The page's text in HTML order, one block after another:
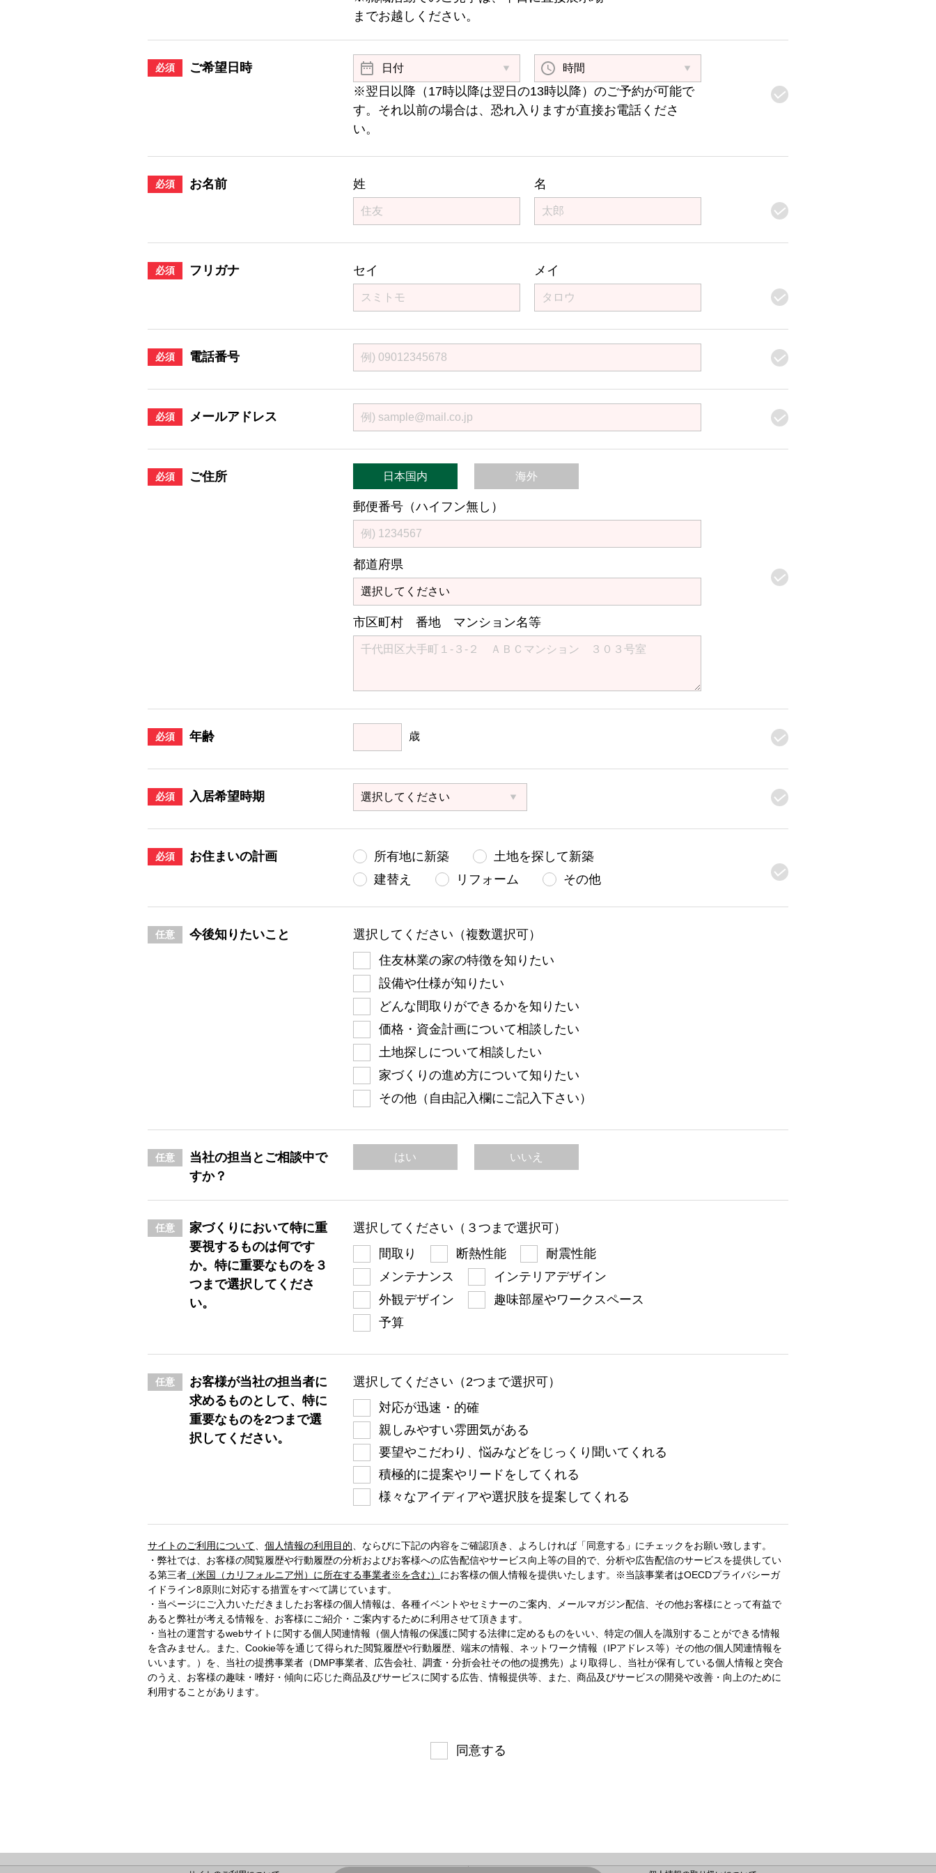
までお越しください。
ご希望日時
必須
※翌日以降（17時以降は翌日の13時以降）のご予約が可能で
す。それ以前の場合は、恐れ入りますが直接お電話くださ
い。
お名前
必須 姓 名
フリガナ
必須 セイ メイ
電話番号
必須
メールアドレス
必須
ご住所
必須 日本国内 海外
郵便番号（ハイフン無し）
都道府県
市区町村 番地 マンション名等
年齢
必須 歳
入居希望時期
必須
お住まいの計画
必須 所有地に新築
土地を探して新築
建替え
リフォーム その他
今後知りたいこと
任意
選択してください（複数選択可）
住友林業の家の特徴を知りたい
設備や仕様が知りたい
どんな間取りができるかを知りたい
価格・資金計画について相談したい
土地探しについて相談したい
家づくりの進め方について知りたい
その他（自由記入欄にご記入下さい）
当社の担当とご相談中で
すか？
任意 はい いいえ
家づくりにおいて特に重
要視するものは何です
か。特に重要なものを３
つまで選択してくださ
い。
任意
選択してください（３つまで選択可）
間取り
断熱性能
耐震性能
メンテナンス
インテリアデザイン
外観デザイン
趣味部屋やワークスペース
予算
お客様が当社の担当者に
求めるものとして、特に
重要なものを2つまで選
択してください。
任意
選択してください（2つまで選択可）
対応が迅速・的確
親しみやすい雰囲気がある
要望やこだわり、悩みなどをじっくり聞いてくれる
積極的に提案やリードをしてくれる
様々なアイディアや選択肢を提案してくれる
サイトのご利用について、 個人情報の利用目的、 ならびに下記の内容をご確認頂き、よろしければ「同意する」にチェックをお願い致します。
・弊社では、お客様の閲覧履歴や行動履歴の分析およびお客様への広告配信やサービス向上等の目的で、分析や広告配信のサービスを提供してい
る第三者 （米国（カリフォルニア州）に所在する事業者※を含む） にお客様の個人情報を提供いたします。※当該事業者はOECDプライバシーガ
イドライン8原則に対応する措置をすべて講じています。
・当ページにご入力いただきましたお客様の個人情報は、各種イベントやセミナーのご案内、メールマガジン配信、その他お客様にとって有益で
あると弊社が考える情報を、お客様にご紹介・ご案内するために利用させて頂きます。
・当社の運営するwebサイトに関する個人関連情報（個人情報の保護に関する法律に定めるものをいい、特定の個人を識別することができる情報
を含みません。また、Cookie等を通じて得られた閲覧履歴や行動履歴、端末の情報、ネットワーク情報（IPアドレス等）その他の個人関連情報を
いいます。）を、当社の提携事業者（DMP事業者、広告会社、調査・分折会社その他の提携先）より取得し、当社が保有している個人情報と突合
のうえ、お客様の趣味・嗜好・傾向に応じた商品及びサービスに関する広告、情報提供等、また、商品及びサービスの開発や改善・向上のために
利用することがあります。
同意する